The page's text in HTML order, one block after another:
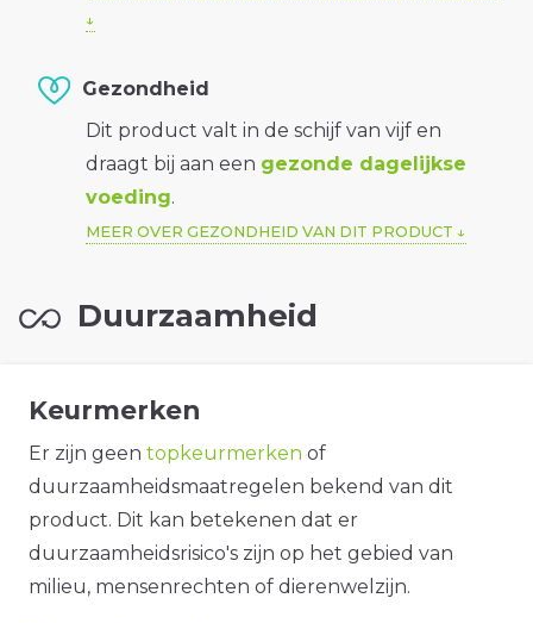
Gezondheid
Dit product valt in de schijf van vijf en
draagt bij aan een gezonde dagelijkse
voeding.
MEER OVER GEZONDHEID VAN DIT PRODUCT
Duurzaamheid
Keurmerken
Er zijn geen topkeurmerken of
duurzaamheidsmaatregelen bekend van dit
product. Dit kan betekenen dat er
duurzaamheidsrisico's zijn op het gebied van
milieu, mensenrechten of dierenwelzijn.